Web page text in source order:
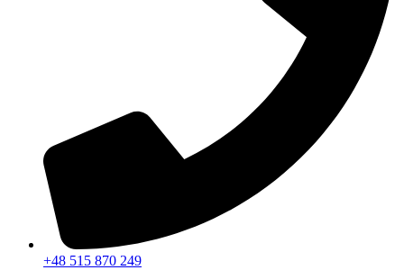
+48 515 870 249